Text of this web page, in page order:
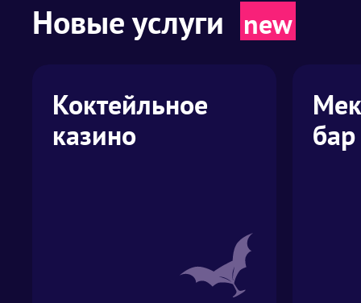
Новые услуги
Коктейльное
казино
бар